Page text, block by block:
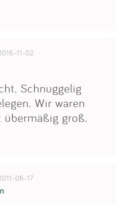
11-02
Schnuggelig
Wir waren
übermäßig groß.
06-17